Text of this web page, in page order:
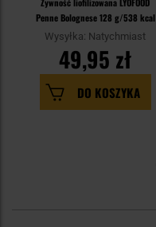
Penne Bolognese 128 g/538 kcal
Wysyłka: Natychmiast
49,95 zł
DO KOSZYKA